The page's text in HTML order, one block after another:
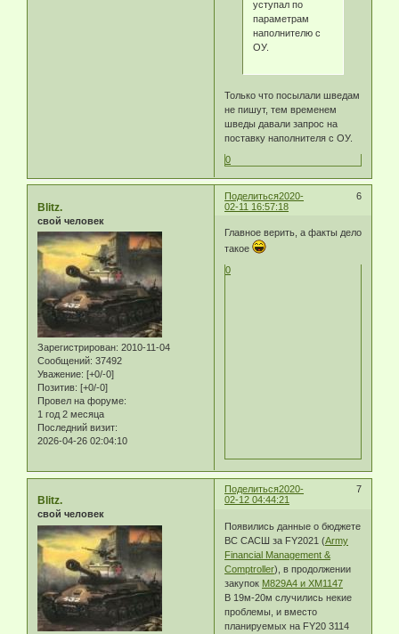
уступал по
параметрам
наполнителю с
ОУ.
Только что посылали шведам
не пишут, тем временем
шведы давали запрос на
поставку наполнителя с ОУ.
0
Поделиться 6
2020-
02-11 16:57:18
Blitz.
свой человек
Зарегистрирован: 2010-11-04
Сообщений: 37492
Уважение: [+0/-0]
Позитив: [+0/-0]
Провел на форуме:
1 год 2 месяца
Последний визит:
2026-04-26 02:04:10
Главное верить, а факты дело
такое
0
Поделиться 7
2020-
02-12 04:44:21
Blitz.
свой человек
Появились данные о бюджете
ВС САСШ за FY2021 (Army
Financial Management &
Comptroller), в продолжении
закупок М829А4 и ХМ1147
В 19м-20м случились некие
проблемы, и вместо
планируемых на FY20 3114